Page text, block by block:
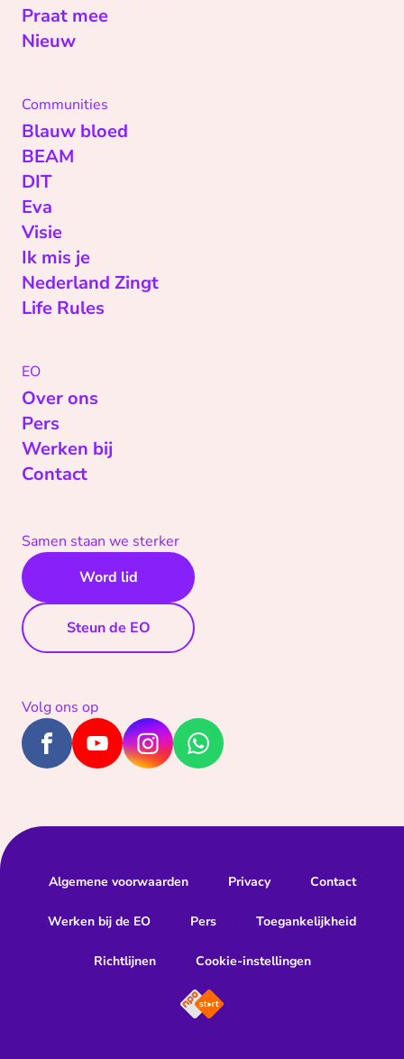
Praat mee
Nieuw
Communities
Blauw bloed
BEAM
DIT
Eva
Visie
Ik mis je
Nederland Zingt
Life Rules
EO
Over ons
Pers
Werken bij
Contact
Samen staan we sterker
Word lid
Steun de EO
Volg ons op
Algemene voorwaarden Privacy Contact
Werken bij de EO Pers Toegankelijkheid
Richtlijnen Cookie-instellingen